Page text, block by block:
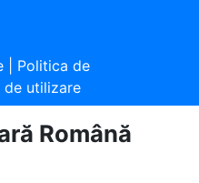
| Politica de
de utilizare
Română